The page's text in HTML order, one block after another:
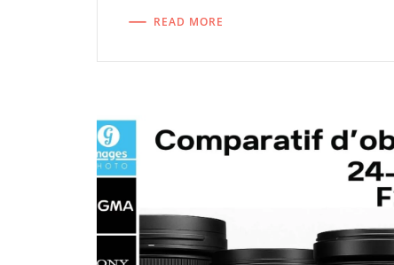
READ MORE